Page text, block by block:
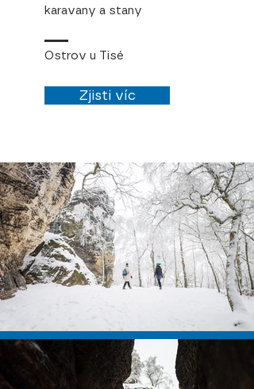
karavany a stany
Ostrov u Tisé
Zjisti víc